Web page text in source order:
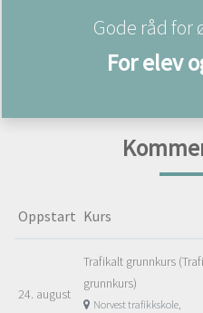
Gode råd for
For elev
Oppstart Kurs
24. august
Trafikalt grunnkurs
grunnkurs)
Norvest trafikkskole,